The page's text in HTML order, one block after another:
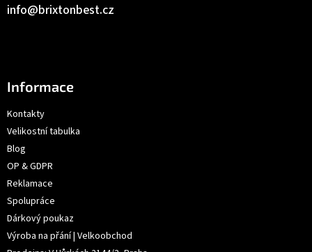
info@brixtonbest.cz
Informace
Kontakty
Velikostní tabulka
Blog
OP & GDPR
Reklamace
Spolupráce
Dárkový poukaz
Výroba na přání | Velkoobchod